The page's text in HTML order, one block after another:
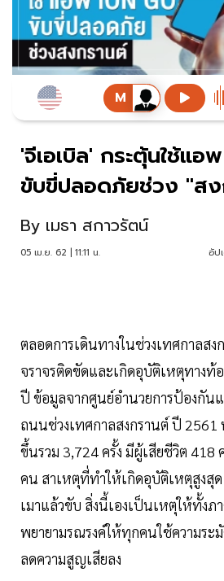
'จีเอเบิล' กระตุ้นใช้แอ
ขับขี่ปลอดภัยช่วง "ส
By เมธา สกาวรัตน์
05 เม.ย. 62 | 11:11 น. อัป
ตลอดการเดินทางในช่วงเทศกาลสง
จราจรติดขัดและเกิดอุบัติเหตุทาง
ปี ข้อมูลจากศูนย์อำนวยการป้องกัน
ถนนช่วงเทศกาลสงกรานต์ ปี 2561
ขึ้นรวม 3,724 ครั้ง มีผู้เสียชีวิต 418
คน สาเหตุที่ทำให้เกิดอุบัติเหตุสูงสุด
เมาแล้วขับ สิ่งนี้เองเป็นเหตุให้ทั้งภ
พยายามรณรงค์ให้ทุกคนใช้ความระ
ลดความสูญเสียลง